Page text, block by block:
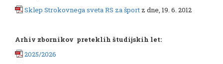
Sklep Strokovnega sveta RS za šport z dne, 19. 6. 2012
Arhiv zbornikov preteklih študijskih let:
2025/2026